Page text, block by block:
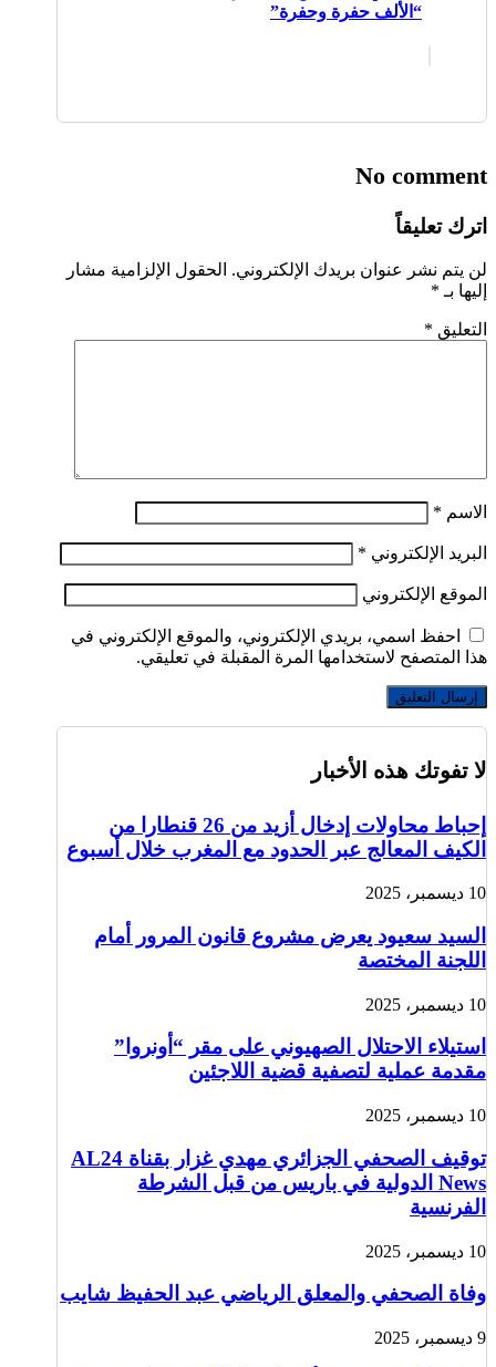
“الألف حفرة وحفرة”
No comment
اترك تعليقاً
لن يتم نشر عنوان بريدك الإلكتروني. الحقول الإلزامية مشار
إليها بـ *
التعليق *
الاسم *
البريد الإلكتروني *
الموقع الإلكتروني
احفظ اسمي، بريدي الإلكتروني، والموقع الإلكتروني في
هذا المتصفح لاستخدامها المرة المقبلة في تعليقي.
لا تفوتك هذه الأخبار
إحباط محاولات إدخال أزيد من 26 قنطارا من
الكيف المعالج عبر الحدود مع المغرب خلال أسبوع
10 ديسمبر، 2025
السيد سعيود يعرض مشروع قانون المرور أمام
اللجنة المختصة
10 ديسمبر، 2025
استيلاء الاحتلال الصهيوني على مقر “أونروا”
مقدمة عملية لتصفية قضية اللاجئين
10 ديسمبر، 2025
توقيف الصحفي الجزائري مهدي غزار بقناة AL24
News الدولية في باريس من قبل الشرطة
الفرنسية
10 ديسمبر، 2025
وفاة الصحفي والمعلق الرياضي عبد الحفيظ شايب
9 ديسمبر، 2025